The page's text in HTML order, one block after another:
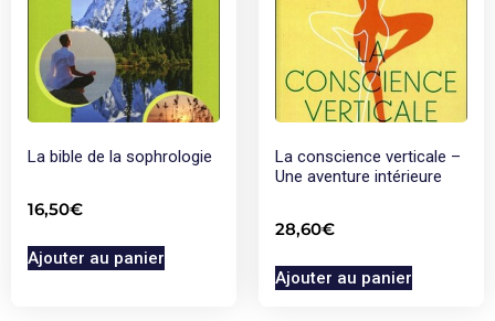
La bible de la sophrologie
16,50€
Ajouter au panier
La conscience verticale –
Une aventure intérieure
28,60€
Ajouter au panier